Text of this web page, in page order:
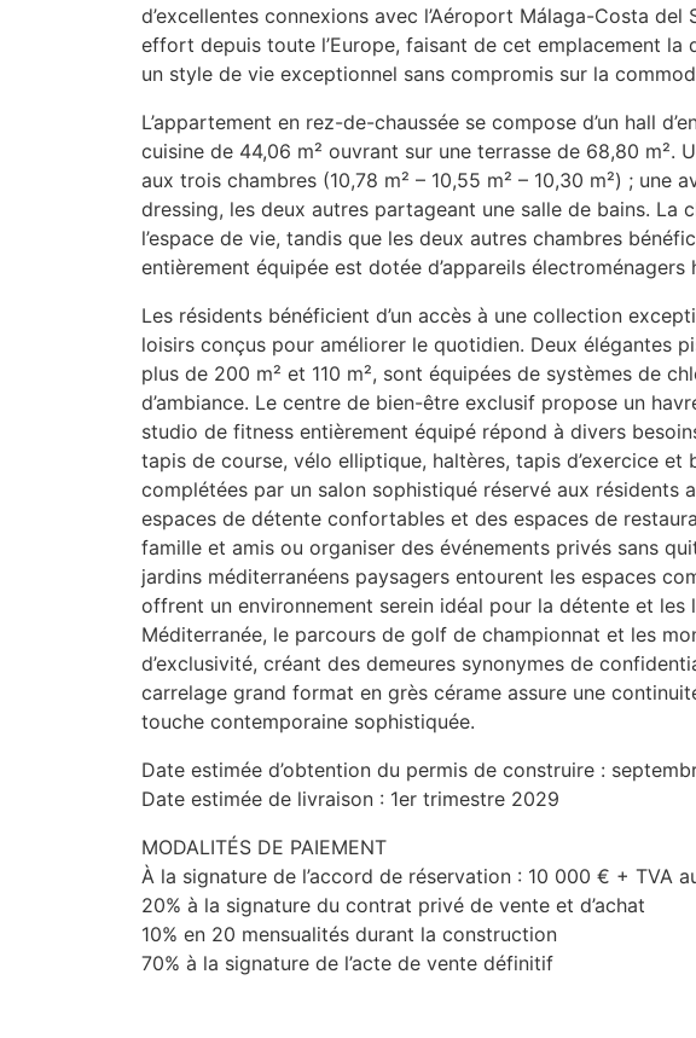
d’excellentes connexions avec l’Aéroport Málaga-Costa
effort depuis toute l’Europe, faisant de cet emplacement
un style de vie exceptionnel sans compromis sur la
L’appartement en rez-de-chaussée se compose d’un hall
cuisine de 44,06 m² ouvrant sur une terrasse de 68,80 m².
aux trois chambres (10,78 m² – 10,55 m² – 10,30 m²) ; une
dressing, les deux autres partageant une salle de bains. La
l’espace de vie, tandis que les deux autres chambres
entièrement équipée est dotée d’appareils électroménagers
Les résidents bénéficient d’un accès à une collection
loisirs conçus pour améliorer le quotidien. Deux élégantes
plus de 200 m² et 110 m², sont équipées de systèmes de
d’ambiance. Le centre de bien-être exclusif propose un
studio de fitness entièrement équipé répond à divers
tapis de course, vélo elliptique, haltères, tapis d’exercice
complétées par un salon sophistiqué réservé aux résidents
espaces de détente confortables et des espaces de
famille et amis ou organiser des événements privés sans
jardins méditerranéens paysagers entourent les espaces
offrent un environnement serein idéal pour la détente et les
Méditerranée, le parcours de golf de championnat et les
d’exclusivité, créant des demeures synonymes de
carrelage grand format en grès cérame assure une
touche contemporaine sophistiquée.
Date estimée d’obtention du permis de construire :
Date estimée de livraison : 1er trimestre 2029
MODALITÉS DE PAIEMENT
À la signature de l’accord de réservation : 10 000 € + TVA
20% à la signature du contrat privé de vente et d’achat
10% en 20 mensualités durant la construction
70% à la signature de l’acte de vente définitif